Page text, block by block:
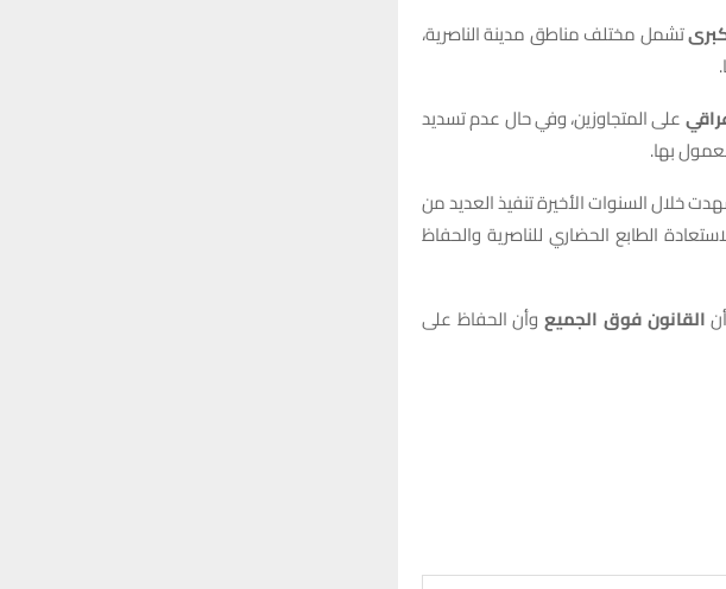
تشمل مختلف مناطق مدينة الناصرية،
على المتجاوزين، وفي حال عدم تسديد
بها.
خلال السنوات الأخيرة تنفيذ العديد من
الطابع الحضاري للناصرية والحفاظ
القانون فوق الجميعوأن الحفاظ على